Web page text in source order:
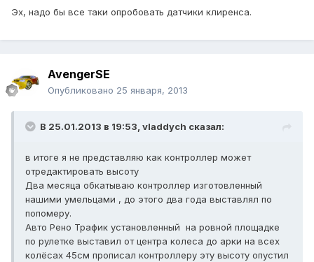
Эх, надо бы все таки опробовать датчики клиренса.
AvengerSE
Опубликовано 25 января, 2013
В 25.01.2013 в 19:53, vladdych сказал:
в итоге я не представляю как контроллер может
отредактировать высоту
Два месяца обкатываю контроллер изготовленный
нашими умельцами , до этого два года выставлял по
попомеру.
Авто Рено Трафик установленный на ровной площадке
по рулетке выставил от центра колеса до арки на всех
колёсах 45см прописал контроллеру эту высоту опустил